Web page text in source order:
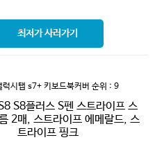
최저가 사러가기
럭시탭 s7+ 키보드북커버 순위 : 9
S8플러스 S펜 스트라이프 스
2매, 스트라이프 에메랄드, 스
트라이프 핑크